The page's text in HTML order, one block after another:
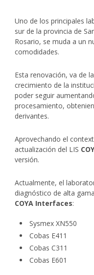
Uno de los principales
sur de la provincia de
Rosario, se muda a un
comodidades.
Esta renovación, va de
crecimiento de la
poder seguir
procesamiento,
derivantes.
Aprovechando el
actualización del LIS
versión.
Actualmente, el
diagnóstico de alta
COYA Interfaces:
Sysmex XN550
Cobas E411
Cobas C311
Cobas E601